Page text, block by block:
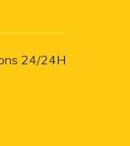
24/24H